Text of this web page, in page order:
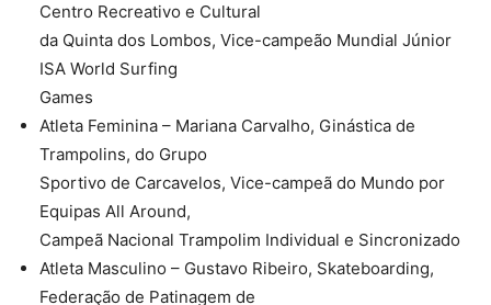
Centro Recreativo e Cultural
da Quinta dos Lombos, Vice-campeão Mundial Júnior
ISA World Surfing
Games
Atleta Feminina – Mariana Carvalho, Ginástica de
Trampolins, do Grupo
Sportivo de Carcavelos, Vice-campeã do Mundo por
Equipas All Around,
Campeã Nacional Trampolim Individual e Sincronizado
Atleta Masculino – Gustavo Ribeiro, Skateboarding,
Federação de Patinagem de